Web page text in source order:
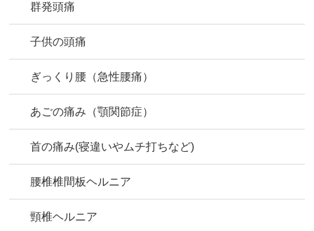
群発頭痛
子供の頭痛
ぎっくり腰（急性腰痛）
あごの痛み（顎関節症）
首の痛み(寝違いやムチ打ちなど)
腰椎椎間板ヘルニア
頸椎ヘルニア